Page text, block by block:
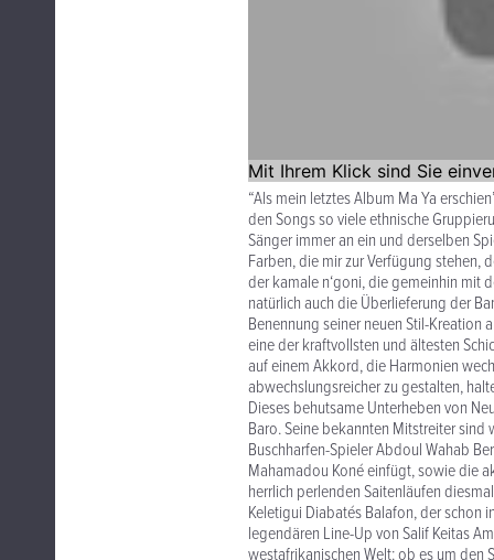
“Als mein letztes Album Ma Ya
den Songs so viele ethnische
Sänger immer an ein und derselben
Farben, die mir zur Verfügung stehen,
der kamale n‘goni, die gemeinhin mit
natürlich auch die Überlieferung der
Benennung seiner neuen Stil-Kreation
eine der kraftvollsten und ältesten
auf einem Akkord, die Harmonien
abwechslungsreicher zu gestalten,
Dieses behutsame Unterheben von
Baro. Seine bekannten Mitstreiter
Buschharfen-Spieler Abdoul Wahab
Mahamadou Koné einfügt, sowie die
herrlich perlenden Saitenläufen
Keletigui Diabatés Balafon, der schon
legendären Line-Up von Salif Keitas
westafrikanischen Welt: ob es um den